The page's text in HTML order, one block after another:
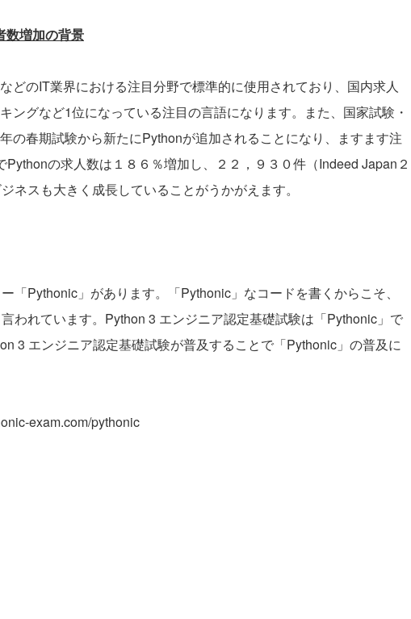
数増加の背景
どのIT業界における注目分野で標準的に使用されており、国内求人
ングなど1位になっている注目の言語になります。また、国家試験・
の春期試験から新たにPythonが追加されることになり、ますます注
の求人数は１８６％増加し、２２，９３０件（Indeed Japan２
ネスも大きく成長していることがうかがえます。
「Pythonic」があります。「Pythonic」なコードを書くからこそ、
われています。Python 3 エンジニア認定基礎試験は「Pythonic」で
3 エンジニア認定基礎試験が普及することで「Pythonic」の普及に
exam.com/pythonic